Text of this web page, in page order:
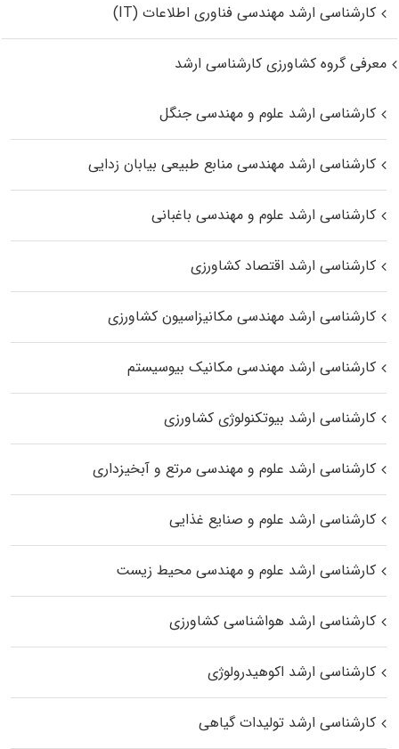
کارشناسی ارشد مهندسی فناوری اطلاعات (IT)
معرفی گروه کشاورزی کارشناسی ارشد
کارشناسی ارشد علوم و مهندسی جنگل
کارشناسی ارشد مهندسی منابع طبیعی بیابان زدایی
کارشناسی ارشد علوم و مهندسی باغبانی
کارشناسی ارشد اقتصاد کشاورزی
کارشناسی ارشد مهندسی مکانیزاسیون کشاورزی
کارشناسی ارشد مهندسی مکانیک بیوسیستم
کارشناسی ارشد بیوتکنولوژی کشاورزی
کارشناسی ارشد علوم و مهندسی مرتع و آبخیزداری
کارشناسی ارشد علوم و صنایع غذایی
کارشناسی ارشد علوم و مهندسی محیط زیست
کارشناسی ارشد هواشناسی کشاورزی
کارشناسی ارشد اکوهیدرولوژی
کارشناسی ارشد تولیدات گیاهی